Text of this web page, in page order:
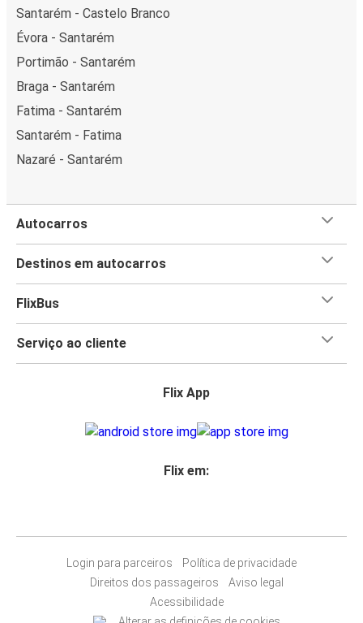
Santarém - Castelo Branco
Évora - Santarém
Portimão - Santarém
Braga - Santarém
Fatima - Santarém
Santarém - Fatima
Nazaré - Santarém
Autocarros
Destinos em autocarros
FlixBus
Serviço ao cliente
Flix App
Flix em:
Login para parceiros
Política de privacidade
Direitos dos passageiros
Aviso legal
Acessibilidade